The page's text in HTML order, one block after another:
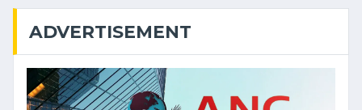
ADVERTISEMENT